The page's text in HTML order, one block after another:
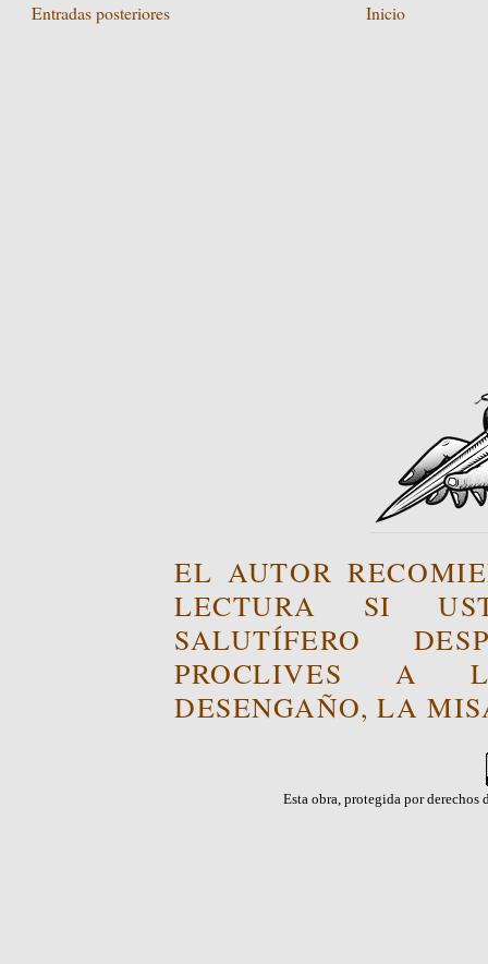
Entradas posteriores Inicio
EL AUTOR
LECTURA SI
SALUTÍFERO
PROCLIVES A
DESENGAÑO, LA
Esta obra, protegida por derechos